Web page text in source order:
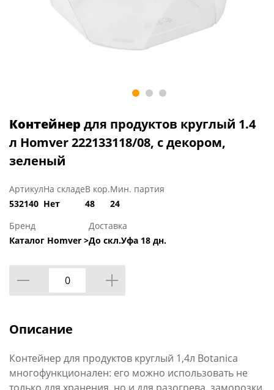
Контейнер для продуктов круглый 1.4
л Homver 222133118/08, с декором,
зеленый
Артикул
532140
На складе
Нет
В кор.
48
Мин. партия
24
Бренд
Каталог Homver >
Доставка
До скл.Уфа 18 дн.
Описание
Контейнер для продуктов круглый 1,4л Botanica
многофункционален: его можно использовать не